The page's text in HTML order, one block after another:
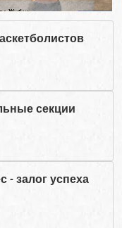
секции
- залог успеха